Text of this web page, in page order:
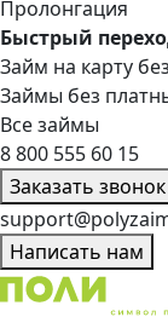
Пролонгация
Быстрый
Займ на карту
Займы без
Все займы
8 800 555 60 15
Заказать звонок
Написать нам